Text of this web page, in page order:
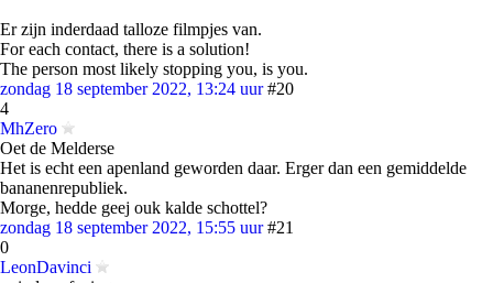
Er zijn inderdaad talloze filmpjes van.
For each contact, there is a solution!
The person most likely stopping you, is you.
zondag 18 september 2022, 13:24 uur #20
4
MhZero
Oet de Melderse
Het is echt een apenland geworden daar. Erger dan een gemiddelde
bananenrepubliek.
Morge, hedde geej ouk kalde schottel?
zondag 18 september 2022, 15:55 uur #21
0
LeonDavinci